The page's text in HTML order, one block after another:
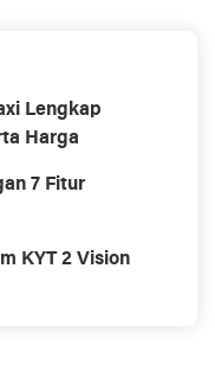
Lengkap
Harga
7 Fitur
KYT 2 Vision